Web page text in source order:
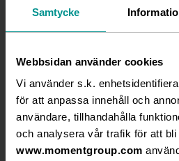
Samtycke
Webbsidan använder cookies
Vi använder s.k.
för att anpassa innehåll och
användare, tillhandahålla
och analysera vår trafik för att bli
www.momentgroup.com
Pandemisituationen
extraordinära kostnader i
gick 3 msek sämre i
Den interna målsättningen
dock långt högre och mer i
resultatet såg ut efter
För att säkra den kortsiktiga